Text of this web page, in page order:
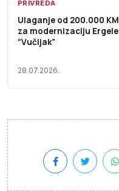
PRIVREDA
Ulaganje od 200.000 KM
za modernizaciju Ergele
“Vučijak”
28.07.2026.